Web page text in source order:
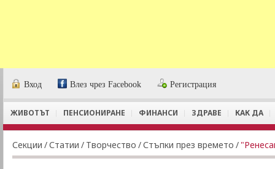
Вход Влез чрез Facebook Регистрация
ЖИВОТЪТ ПЕНСИОНИРАНЕ ФИНАНСИ ЗДРАВЕ КАК ДА
Секции /Статии / Творчество /Стъпки през времето /